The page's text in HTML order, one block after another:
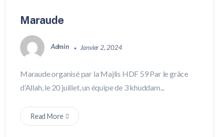
Maraude
Admin Janvier 2, 2024
Maraude organisé par la Majlis HDF 59 Par le grâce
d’Allah, le 20 juillet, un équipe de 3 khuddam...
Read More